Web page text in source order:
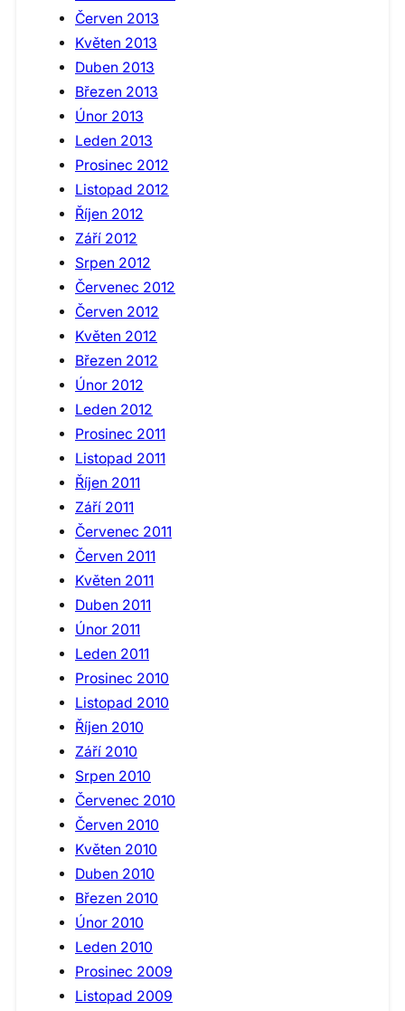
Červen 2013
Květen 2013
Duben 2013
Březen 2013
Únor 2013
Leden 2013
Prosinec 2012
Listopad 2012
Říjen 2012
Září 2012
Srpen 2012
Červenec 2012
Červen 2012
Květen 2012
Březen 2012
Únor 2012
Leden 2012
Prosinec 2011
Listopad 2011
Říjen 2011
Září 2011
Červenec 2011
Červen 2011
Květen 2011
Duben 2011
Únor 2011
Leden 2011
Prosinec 2010
Listopad 2010
Říjen 2010
Září 2010
Srpen 2010
Červenec 2010
Červen 2010
Květen 2010
Duben 2010
Březen 2010
Únor 2010
Leden 2010
Prosinec 2009
Listopad 2009